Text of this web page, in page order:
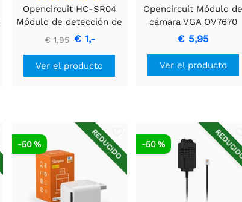
Opencircuit HC-SR04
Módulo de detección de
distancia ultrasónica
€ 1,95 € 1,-
Ver el producto
Opencircuit Módulo
cámara VGA OV7670
300KP
€ 5,95
Ver el producto
REDUCIDO
-50 % -50 %